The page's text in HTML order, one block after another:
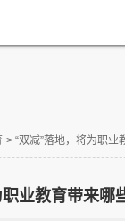
> “双减”落地，将为职业
业教育带来哪